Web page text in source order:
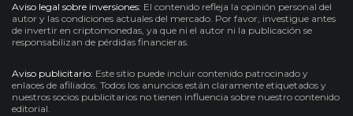
Aviso legal sobre inversiones: El contenido refleja la opinión personal del
autor y las condiciones actuales del mercado. Por favor, investigue antes
de invertir en criptomonedas, ya que ni el autor ni la publicación se
responsabilizan de pérdidas financieras.
Aviso publicitario: Este sitio puede incluir contenido patrocinado y
enlaces de afiliados. Todos los anuncios están claramente etiquetados y
nuestros socios publicitarios no tienen influencia sobre nuestro contenido
editorial.